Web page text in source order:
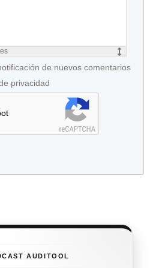
de nuevos comentarios
privacidad
AUDITOOL